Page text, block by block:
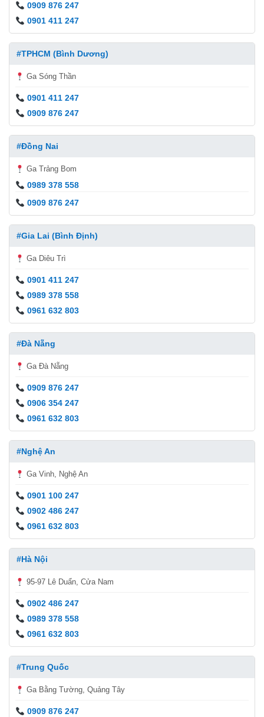
0909 876 247
0901 411 247
#TPHCM (Bình Dương)
Ga Sóng Thần
0901 411 247
0909 876 247
#Đồng Nai
Ga Trảng Bom
0989 378 558
0909 876 247
#Gia Lai (Bình Định)
Ga Diêu Trì
0901 411 247
0989 378 558
0961 632 803
#Đà Nẵng
Ga Đà Nẵng
0909 876 247
0906 354 247
0961 632 803
#Nghệ An
Ga Vinh, Nghệ An
0901 100 247
0902 486 247
0961 632 803
#Hà Nội
95-97 Lê Duẩn, Cửa Nam
0902 486 247
0989 378 558
0961 632 803
#Trung Quốc
Ga Bằng Tường, Quảng Tây
0909 876 247